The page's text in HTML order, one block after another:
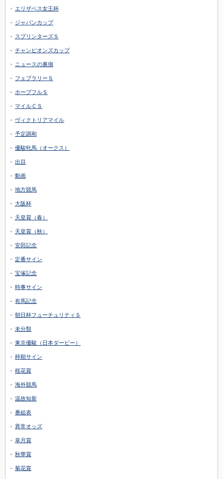
エリザベス女王杯
ジャパンカップ
スプリンターズＳ
チャンピオンズカップ
ニュースの裏側
フェブラリーＳ
ホープフルＳ
マイルＣＳ
ヴィクトリアマイル
予定調和
優駿牝馬（オークス）
出目
動画
地方競馬
大阪杯
天皇賞（春）
天皇賞（秋）
安田記念
定番サイン
宝塚記念
時事サイン
有馬記念
朝日杯フューチュリティＳ
未分類
東京優駿（日本ダービー）
枠順サイン
桜花賞
海外競馬
温故知新
番組表
異常オッズ
皐月賞
秋華賞
菊花賞